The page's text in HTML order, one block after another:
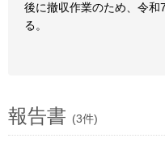
後に撤収作業のため、令
る。
報告書 (3件)